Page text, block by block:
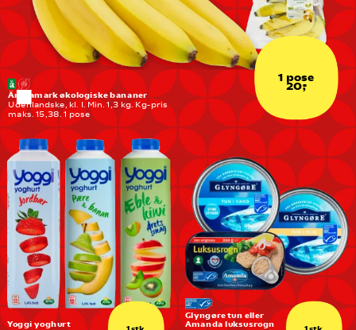
1 pose
20,-
Änglamark økologiske bananer
Udenlandske, kl. I. Min. 1,3 kg. Kg-pris
maks. 15,38. 1 pose
Yoggi yoghurt
Glyngøre tun eller
Amanda luksusrogn